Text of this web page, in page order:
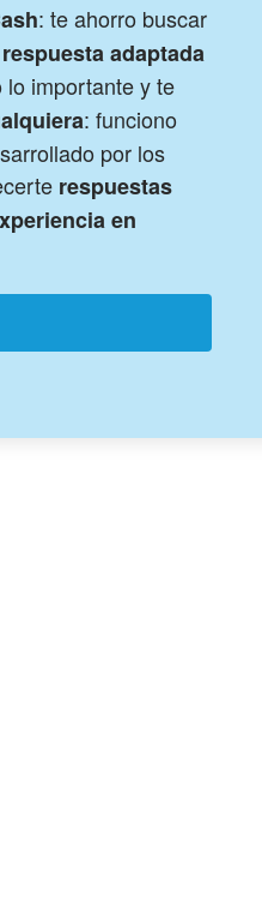
: te ahorro buscar
respuesta adaptada
lo importante y te
: funciono
por los
respuestas
en